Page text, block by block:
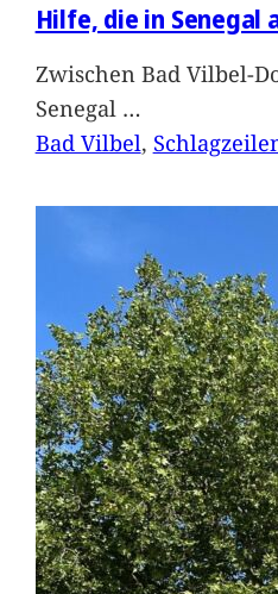
Hilfe, die in Senegal
Zwischen Bad Vilbel-
Senegal …
Bad Vilbel,